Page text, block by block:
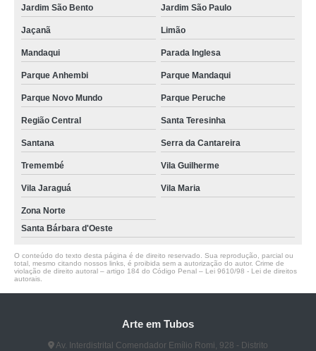
Jardim São Bento Jardim São Paulo
Jaçanã Limão
Mandaqui Parada Inglesa
Parque Anhembi Parque Mandaqui
Parque Novo Mundo Parque Peruche
Região Central Santa Teresinha
Santana Serra da Cantareira
Tremembé Vila Guilherme
Vila Jaraguá Vila Maria
Zona Norte
Santa Bárbara d'Oeste
O conteúdo do texto desta página é de direito reservado. Sua reprodução, parcial ou
total, mesmo citando nossos links, é proibida sem a autorização do autor. Crime de
violação de direito autoral – artigo 184 do Código Penal – Lei 9610/98 - Lei de direitos
autorais
Arte em Tubos
Av. Interdistrital Comendador Emílio Romi, 928 - Distrito